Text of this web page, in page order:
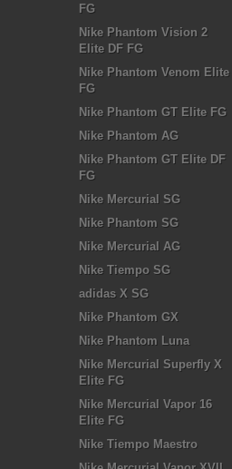
FG
Nike Phantom Vision 2
Elite DF FG
Nike Phantom Venom Elite
FG
Nike Phantom GT Elite FG
Nike Phantom AG
Nike Phantom GT Elite DF
FG
Nike Mercurial SG
Nike Phantom SG
Nike Mercurial AG
Nike Tiempo SG
adidas X SG
Nike Phantom GX
Nike Phantom Luna
Nike Mercurial Superfly X
Elite FG
Nike Mercurial Vapor 16
Elite FG
Nike Tiempo Maestro